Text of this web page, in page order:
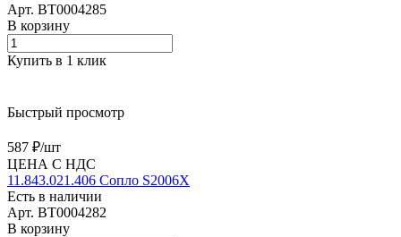
Арт. BT0004285
В корзину
Купить в 1 клик
Быстрый просмотр
587 ₽/шт
ЦЕНА С НДС
11.843.021.406 Сопло S2006X
Есть в наличии
Арт. BT0004282
В корзину